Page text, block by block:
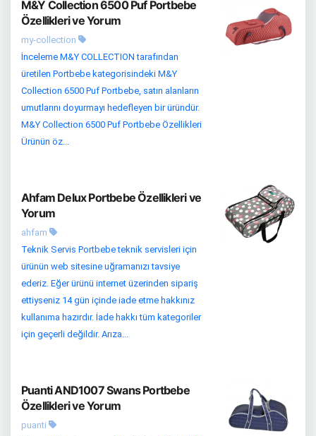
M&Y Collection 6500 Puf Portbebe
Özellikleri ve Yorum
my-collection
İnceleme M&Y COLLECTION tarafından
üretilen Portbebe kategorisindeki M&Y
Collection 6500 Puf Portbebe, satın alanların
umutlarını doyurmayı hedefleyen bir üründür.
M&Y Collection 6500 Puf Portbebe Özellikleri
Ürünün öz...
Ahfam Delux Portbebe Özellikleri ve
Yorum
ahfam
Teknik Servis Portbebe teknik servisleri için
ürünün web sitesine uğramanızı tavsiye
ederiz. Eğer ürünü internet üzerinden sipariş
ettiyseniz 14 gün içinde iade etme hakkınız
kullanıma hazırdır. İade hakkı tüm kategoriler
için geçerli değildir. Arıza...
Puanti AND1007 Swans Portbebe
Özellikleri ve Yorum
puanti